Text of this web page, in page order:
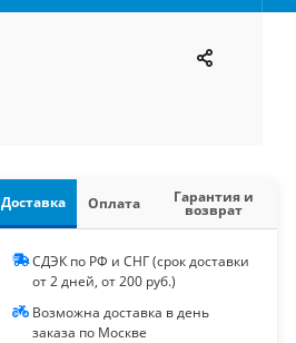
Доставка Оплата Гарантия и
возврат
СДЭК по РФ и СНГ (срок доставки
от 2 дней, от 200 руб.)
Возможна доставка в день
заказа по Москве